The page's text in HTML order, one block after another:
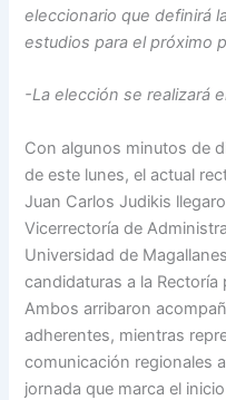
eleccionario que definirá
estudios para el próximo
-La elección se realizará
Con algunos minutos de
de este lunes, el actual
Juan Carlos Judikis
Vicerrectoría de
Universidad de
candidaturas a la
Ambos arribaron
adherentes, mientras
comunicación regionales
jornada que marca el